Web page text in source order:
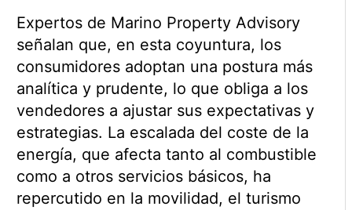
Expertos de Marino Property Advisory
señalan que, en esta coyuntura, los
consumidores adoptan una postura más
analítica y prudente, lo que obliga a los
vendedores a ajustar sus expectativas y
estrategias. La escalada del coste de la
energía, que afecta tanto al combustible
como a otros servicios básicos, ha
repercutido en la movilidad, el turismo